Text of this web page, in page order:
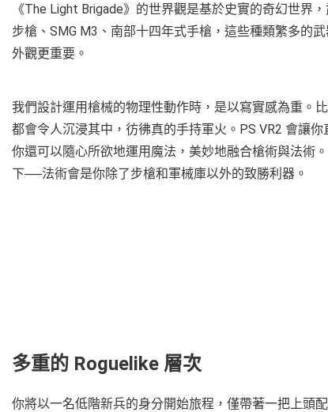
《The Light Brigade》的世界觀是基於史實的奇幻世界
步槍、SMG M3、南部十四年式手槍，這些種類繁多的
外觀更重要。
我們設計運用槍械的物理性動作時，是以寫實感為重。
都會令人沉浸其中，彷彿真的手持軍火。PS VR2 會讓
你還可以隨心所欲地運用魔法，美妙地融合槍術與法術
下──法術會是你除了步槍和軍械庫以外的致勝利器。
多重的 Roguelike 層次
你將以一名低階新兵的身分開始旅程，僅帶著一把上頭